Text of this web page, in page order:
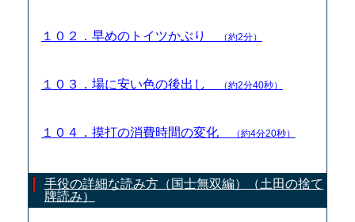
１０２．早めのトイツかぶり （約2分）
１０３．場に安い色の後出し （約2分40秒）
１０４．摸打の消費時間の変化 （約4分20秒）
手役の詳細な読み方（国士無双編）（土田の捨て
牌読み）